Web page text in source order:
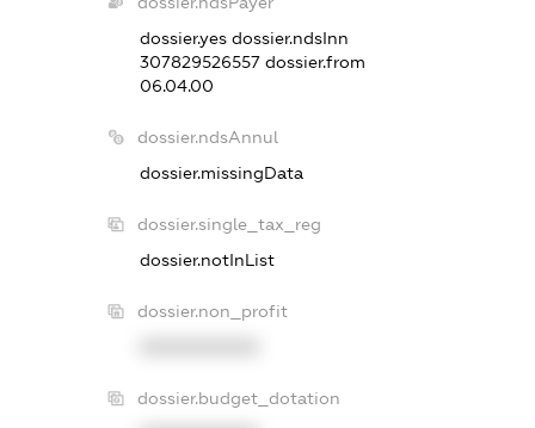
dossier.yes dossier.ndsInn
307829526557 dossier.from
06.04.00
dossier.ndsAnnul
dossier.missingData
dossier.single_tax_reg
dossier.notInList
dossier.non_profit
dossier.budget_dotation